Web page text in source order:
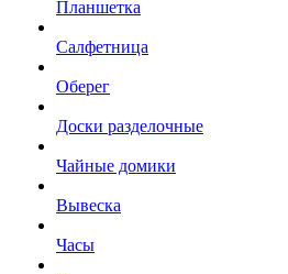
Планшетка
Салфетница
Оберег
Доски разделочные
Чайные домики
Вывеска
Часы